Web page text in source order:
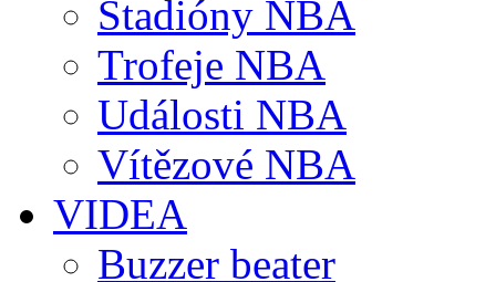
Stadióny NBA
Trofeje NBA
Události NBA
Vítězové NBA
VIDEA
Buzzer beater